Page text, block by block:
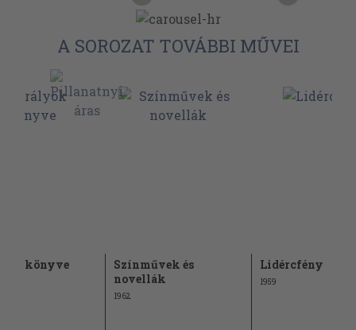
A SOROZAT TOVÁBBI MŰVEI
könyve
Színművek és
novellák
1962
Lidércfény
1959